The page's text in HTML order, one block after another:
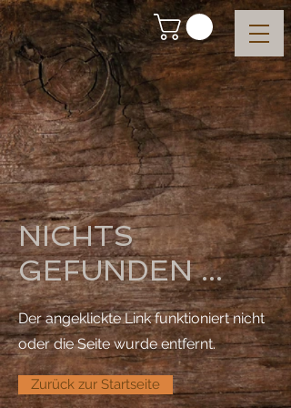
NICHTS
GEFUNDEN ...
Der angeklickte Link funktioniert nicht
oder die Seite wurde entfernt.
Zurück zur Startseite